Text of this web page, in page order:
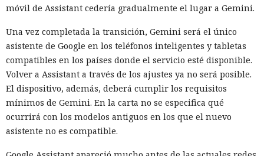
móvil de Assistant cedería gradualmente el lugar a Gemini.
Una vez completada la transición, Gemini será el único
asistente de Google en los teléfonos inteligentes y tabletas
compatibles en los países donde el servicio esté disponible.
Volver a Assistant a través de los ajustes ya no será posible.
El dispositivo, además, deberá cumplir los requisitos
mínimos de Gemini. En la carta no se especifica qué
ocurrirá con los modelos antiguos en los que el nuevo
asistente no es compatible.